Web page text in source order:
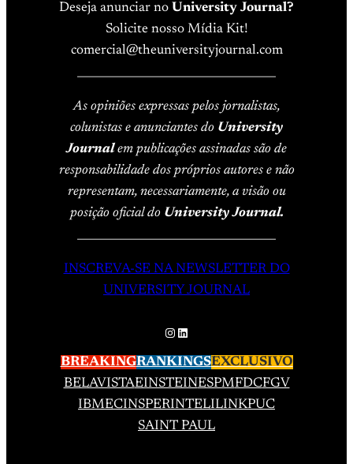
Deseja anunciar no University Journal?
Solicite nosso Mídia Kit!
comercial@theuniversityjournal.com
As opiniões expressas pelos jornalistas,
colunistas e anunciantes do University
Journalem publicações assinadas são de
responsabilidade dos próprios autores e não
representam, necessariamente, a visão ou
posição oficial do University Journal.
INSCREVA-SE NA NEWSLETTER DO
UNIVERSITY JOURNAL
Instagram
LinkedIn
BREAKINGRANKINGSEXCLUSIVO
BELAVISTAEINSTEINESPMFDCFGV
IBMECINSPERINTELILINKPUC
SAINT PAUL